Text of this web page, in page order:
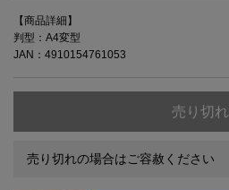
【商品詳細】
判型：A4変型
JAN：4910154761053
売り切れ
売り切れの場合はご容赦ください